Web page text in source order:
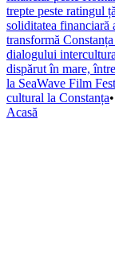
trepte peste ratingul
soliditatea financiară
transformă
dialogului
dispărut în mare,
la SeaWave Film
cultural la Constanța•
Acasă